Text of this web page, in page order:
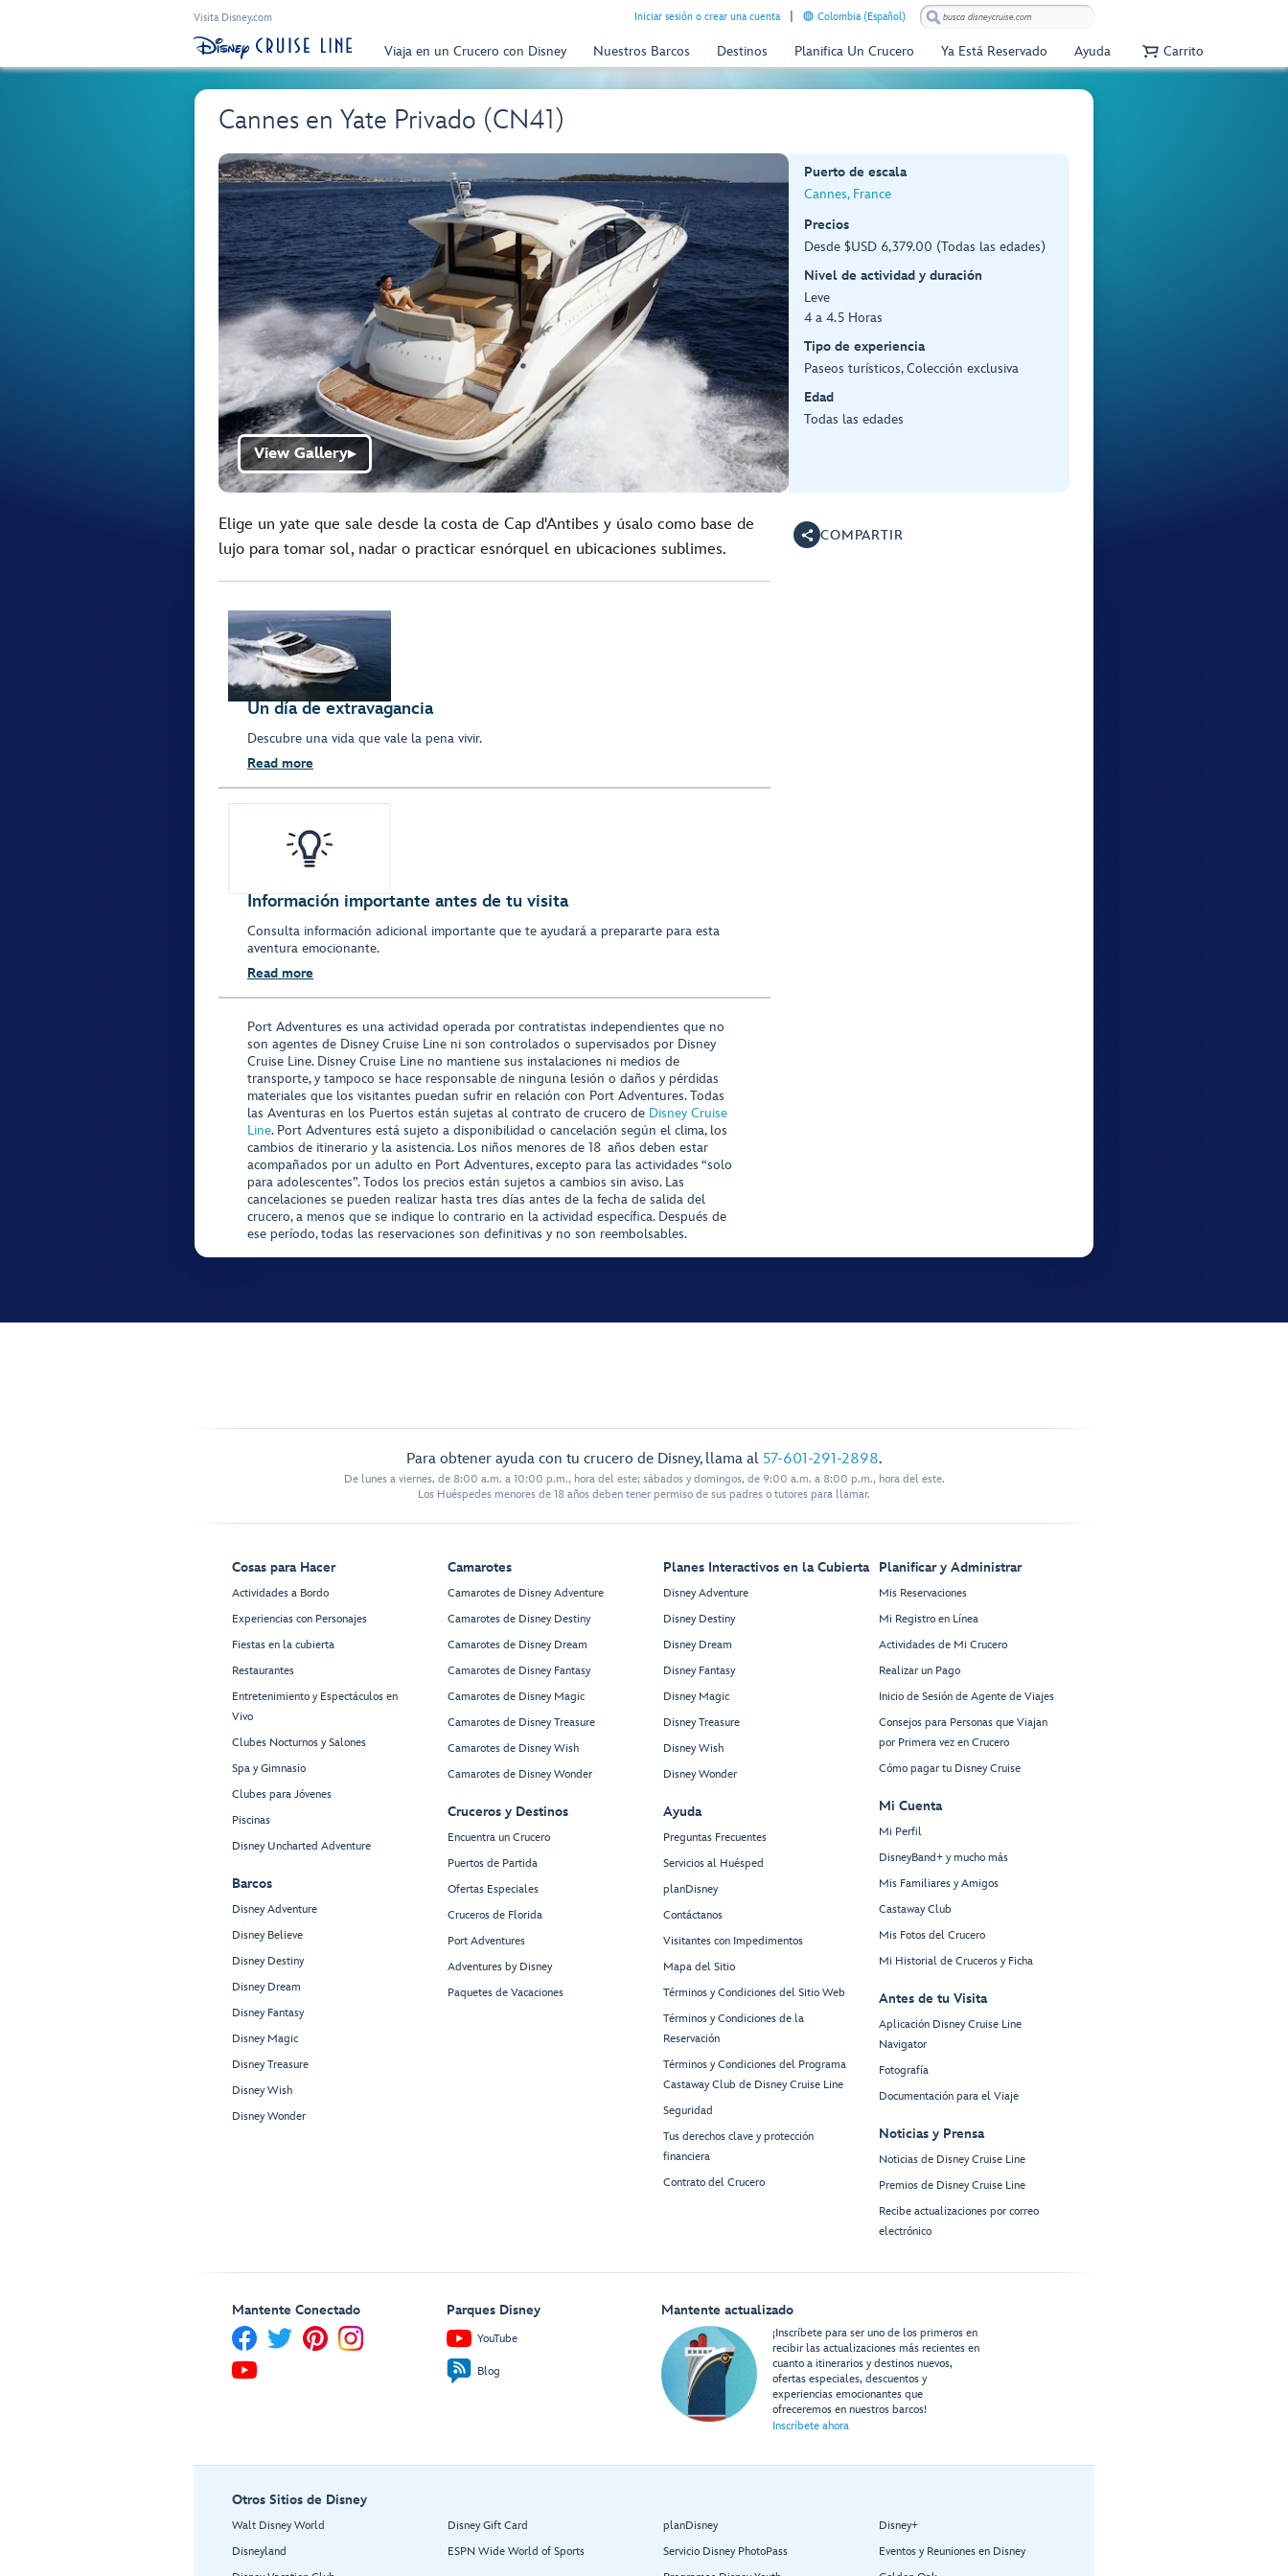
Visita Disney.com Iniciar sesión o crear una cuenta Colombia (Español)
Viaja en un Crucero con Disney Nuestros Barcos Destinos Planifica Un Crucero Ya Está Reservado Ayuda Carrito
Cannes en Yate Privado (CN41)
View Gallery▶
Puerto de escala
Cannes, France
Precios
Desde $USD 6,379.00 (Todas las edades)
Nivel de actividad y duración
Leve
4 a 4.5 Horas
Tipo de experiencia
Paseos turísticos, Colección exclusiva
Edad
Todas las edades
Elige un yate que sale desde la costa de Cap d'Antibes y úsalo como base de
lujo para tomar sol, nadar o practicar esnórquel en ubicaciones sublimes.
Un día de extravagancia
Descubre una vida que vale la pena vivir.
Read more
Información importante antes de tu visita
Consulta información adicional importante que te ayudará a prepararte para esta
aventura emocionante.
Read more
Port Adventures es una actividad operada por contratistas independientes que no
son agentes de Disney Cruise Line ni son controlados o supervisados por Disney
Cruise Line. Disney Cruise Line no mantiene sus instalaciones ni medios de
transporte, y tampoco se hace responsable de ninguna lesión o daños y pérdidas
materiales que los visitantes puedan sufrir en relación con Port Adventures. Todas
las Aventuras en los Puertos están sujetas al contrato de crucero de Disney Cruise
Line. Port Adventures está sujeto a disponibilidad o cancelación según el clima, los
cambios de itinerario y la asistencia. Los niños menores de 18 años deben estar
acompañados por un adulto en Port Adventures, excepto para las actividades “solo
para adolescentes”. Todos los precios están sujetos a cambios sin aviso. Las
cancelaciones se pueden realizar hasta tres días antes de la fecha de salida del
crucero, a menos que se indique lo contrario en la actividad específica. Después de
ese período, todas las reservaciones son definitivas y no son reembolsables.
COMPARTIR
Para obtener ayuda con tu crucero de Disney, llama al 57-601-291-2898.
De lunes a viernes, de 8:00 a.m. a 10:00 p.m., hora del este; sábados y domingos, de 9:00 a.m. a 8:00 p.m., hora del este.
Los Huéspedes menores de 18 años deben tener permiso de sus padres o tutores para llamar.
Cosas para Hacer
Actividades a Bordo
Experiencias con Personajes
Fiestas en la cubierta
Restaurantes
Entretenimiento y Espectáculos en
Vivo
Clubes Nocturnos y Salones
Spa y Gimnasio
Clubes para Jóvenes
Piscinas
Disney Uncharted Adventure
Barcos
Disney Adventure
Disney Believe
Disney Destiny
Disney Dream
Disney Fantasy
Disney Magic
Disney Treasure
Disney Wish
Disney Wonder
Camarotes
Camarotes de Disney Adventure
Camarotes de Disney Destiny
Camarotes de Disney Dream
Camarotes de Disney Fantasy
Camarotes de Disney Magic
Camarotes de Disney Treasure
Camarotes de Disney Wish
Camarotes de Disney Wonder
Cruceros y Destinos
Encuentra un Crucero
Puertos de Partida
Ofertas Especiales
Cruceros de Florida
Port Adventures
Adventures by Disney
Paquetes de Vacaciones
Planes Interactivos en la Cubierta
Disney Adventure
Disney Destiny
Disney Dream
Disney Fantasy
Disney Magic
Disney Treasure
Disney Wish
Disney Wonder
Ayuda
Preguntas Frecuentes
Servicios al Huésped
planDisney
Contáctanos
Visitantes con Impedimentos
Mapa del Sitio
Términos y Condiciones del Sitio Web
Términos y Condiciones de la
Reservación
Términos y Condiciones del Programa
Castaway Club de Disney Cruise Line
Seguridad
Tus derechos clave y protección
financiera
Contrato del Crucero
Planificar y Administrar
Mis Reservaciones
Mi Registro en Línea
Actividades de Mi Crucero
Realizar un Pago
Inicio de Sesión de Agente de Viajes
Consejos para Personas que Viajan
por Primera vez en Crucero
Cómo pagar tu Disney Cruise
Mi Cuenta
Mi Perfil
DisneyBand+ y mucho más
Mis Familiares y Amigos
Castaway Club
Mis Fotos del Crucero
Mi Historial de Cruceros y Ficha
Antes de tu Visita
Aplicación Disney Cruise Line
Navigator
Fotografía
Documentación para el Viaje
Noticias y Prensa
Noticias de Disney Cruise Line
Premios de Disney Cruise Line
Recibe actualizaciones por correo
electrónico
Mantente Conectado Parques Disney
YouTube
Blog
Mantente actualizado
¡Inscríbete para ser uno de los primeros en
recibir las actualizaciones más recientes en
cuanto a itinerarios y destinos nuevos,
ofertas especiales, descuentos y
experiencias emocionantes que
ofreceremos en nuestros barcos!
Inscríbete ahora
Otros Sitios de Disney
Walt Disney World
Disneyland
Disney Gift Card
ESPN Wide World of Sports
planDisney
Servicio Disney PhotoPass
Disney+
Eventos y Reuniones en Disney